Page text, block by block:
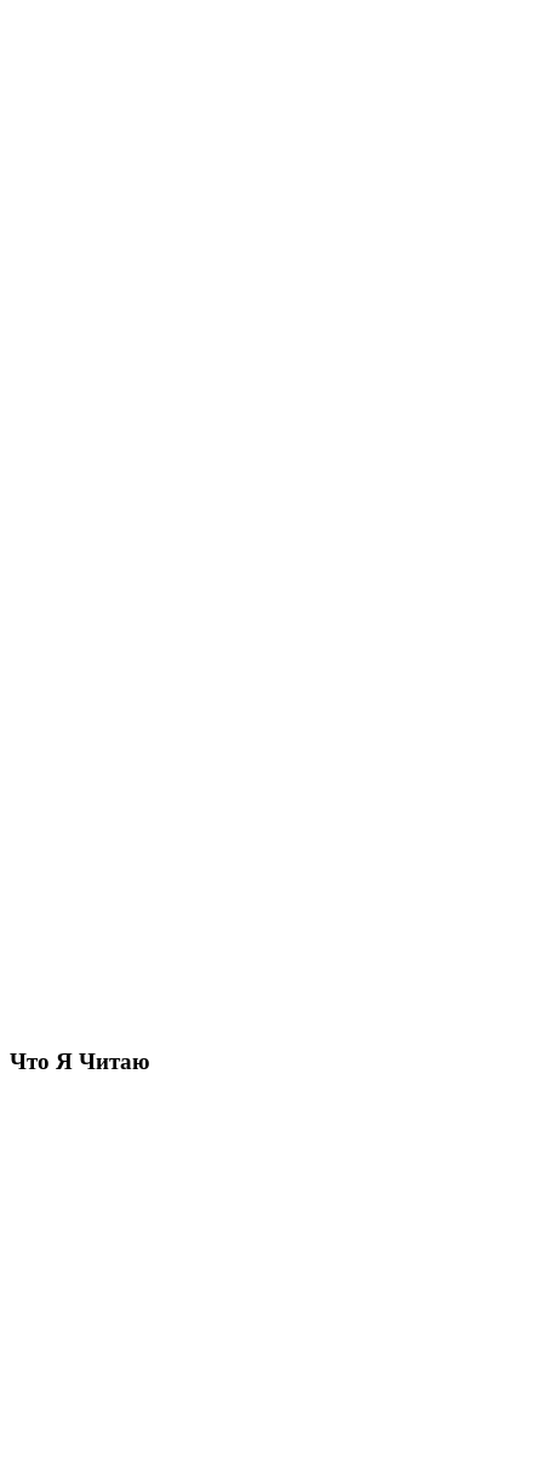
Что Я Читаю